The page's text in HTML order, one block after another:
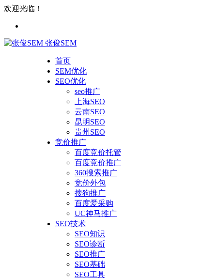
欢迎光临！
张俊SEM
首页
SEM优化
SEO优化
seo推广
上海SEO
云南SEO
昆明SEO
贵州SEO
竞价推广
百度竞价托管
百度竞价推广
360搜索推广
竞价外包
搜狗推广
百度爱采购
UC神马推广
SEO技术
SEO知识
SEO诊断
SEO推广
SEO基础
SEO工具